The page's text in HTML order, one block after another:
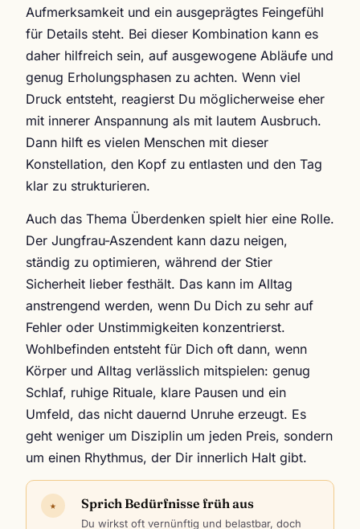
Aufmerksamkeit und ein ausgeprägtes Feingefühl
für Details steht. Bei dieser Kombination kann es
daher hilfreich sein, auf ausgewogene Abläufe und
genug Erholungsphasen zu achten. Wenn viel
Druck entsteht, reagierst Du möglicherweise eher
mit innerer Anspannung als mit lautem Ausbruch.
Dann hilft es vielen Menschen mit dieser
Konstellation, den Kopf zu entlasten und den Tag
klar zu strukturieren.
Auch das Thema Überdenken spielt hier eine Rolle.
Der Jungfrau-Aszendent kann dazu neigen,
ständig zu optimieren, während der Stier
Sicherheit lieber festhält. Das kann im Alltag
anstrengend werden, wenn Du Dich zu sehr auf
Fehler oder Unstimmigkeiten konzentrierst.
Wohlbefinden entsteht für Dich oft dann, wenn
Körper und Alltag verlässlich mitspielen: genug
Schlaf, ruhige Rituale, klare Pausen und ein
Umfeld, das nicht dauernd Unruhe erzeugt. Es
geht weniger um Disziplin um jeden Preis, sondern
um einen Rhythmus, der Dir innerlich Halt gibt.
★ Sprich Bedürfnisse früh aus
Du wirkst oft vernünftig und belastbar, doch